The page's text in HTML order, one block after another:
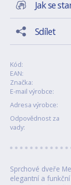
Jak se
Sdílet
Kód:
EAN:
Značka:
E-mail výrobce:
Adresa výrobce:
Odpovědnost za
vady:
Sprchové dveře
elegantní a